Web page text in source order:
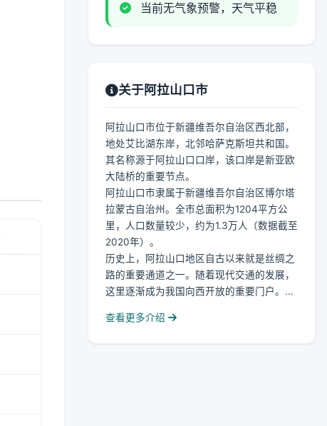
当前无气象预警，天气平稳
关于阿拉山口市
阿拉山口市位于新疆维吾尔自治区西北部，
地处艾比湖东岸，北邻哈萨克斯坦共和国。
其名称源于阿拉山口口岸，该口岸是新亚欧
大陆桥的重要节点。
阿拉山口市隶属于新疆维吾尔自治区博尔塔
拉蒙古自治州。全市总面积为1204平方公
里，人口数量较少，约为1.3万人（数据截至
2020年）。
历史上，阿拉山口地区自古以来就是丝绸之
路的重要通道之一。随着现代交通的发展，
这里逐渐成为我国向西开放的重要门户。...
查看更多介绍